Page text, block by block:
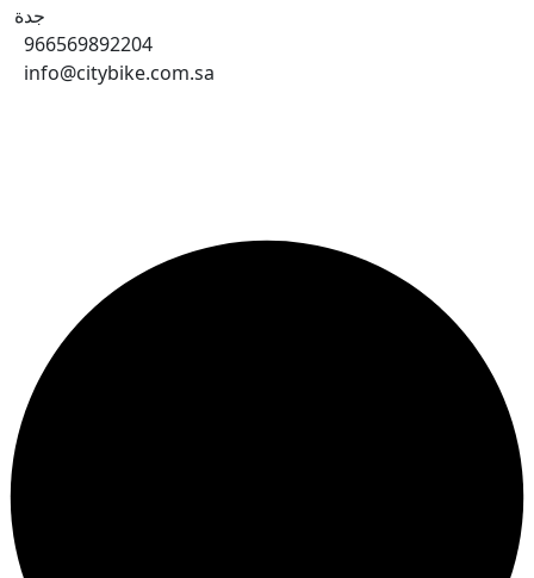
جدة
966569892204
info@citybike.com.sa